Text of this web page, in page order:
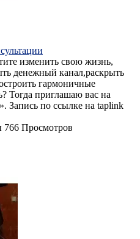
изменить свою жизнь,
денежный канал,раскрыть
гармоничные
Тогда приглашаю вас на
Запись по ссылке на taplink
766 Просмотров